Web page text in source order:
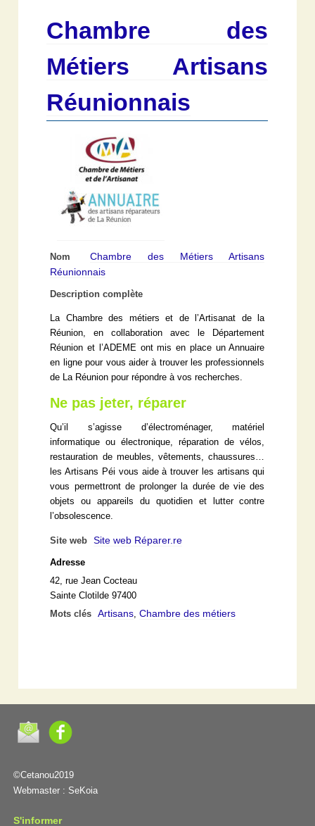
Chambre des
Métiers Artisans
Réunionnais
Nom
Chambre des Métiers Artisans
Réunionnais
Description complète
La Chambre des métiers et de l’Artisanat de la
Réunion, en collaboration avec le Département
Réunion et l’ADEME ont mis en place un Annuaire
en ligne pour vous aider à trouver les professionnels
de La Réunion pour répondre à vos recherches.
Ne pas jeter, réparer
Qu’il s’agisse d’électroménager, matériel
informatique ou électronique, réparation de vélos,
restauration de meubles, vêtements, chaussures…
les Artisans Péi vous aide à trouver les artisans qui
vous permettront de prolonger la durée de vie des
objets ou appareils du quotidien et lutter contre
l’obsolescence.
Site web Site web Réparer.re
Adresse
42, rue Jean Cocteau
Sainte Clotilde 97400
Mots clés
Artisans,Chambre des métiers
©Cetanou2019
Webmaster : SeKoia
S'informer